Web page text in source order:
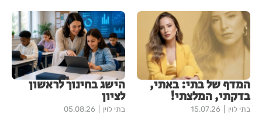
המדף של בתי: באתי,
בדקתי, המלצתי!
בתי לוין 15.07.26
הישג בחינוך לראשון
לציון
בתי לוין 05.08.26